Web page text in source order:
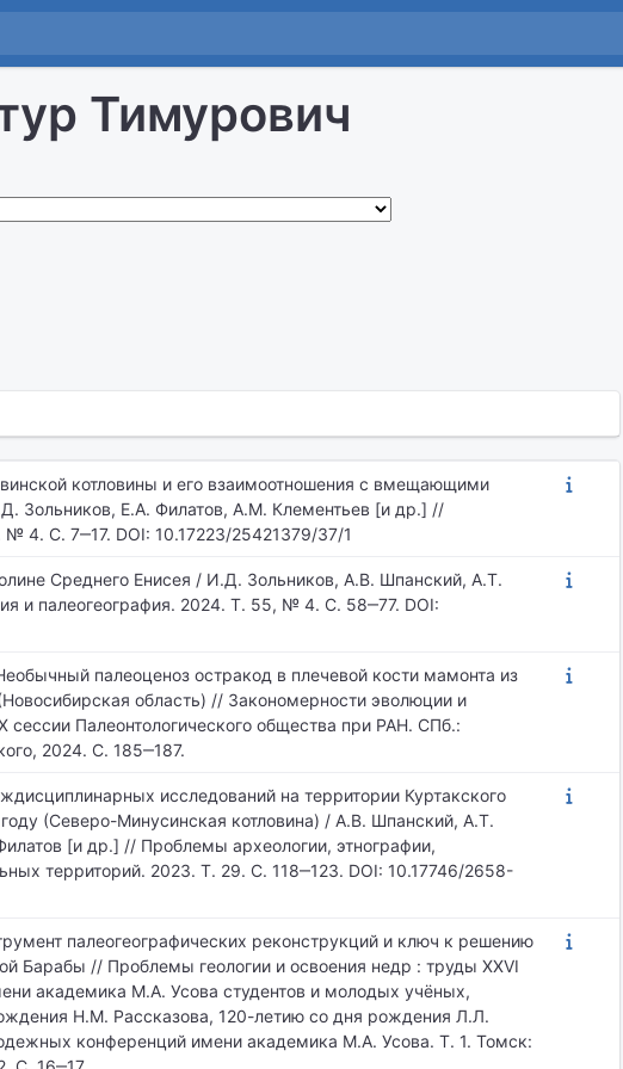
Тимурович
котловины и его взаимоотношения с вмещающими
Зольников, Е.А. Филатов, А.М. Клементьев [и др.] //
4. С. 7‒17. DOI: 10.17223/25421379/37/1
Среднего Енисея / И.Д. Зольников, А.В. Шпанский, А.Т.
и палеогеография. 2024. Т. 55, № 4. С. 58‒77. DOI:
палеоценоз остракод в плечевой кости мамонта из
область) // Закономерности эволюции и
сессии Палеонтологического общества при РАН. СПб.:
2024. С. 185‒187.
исследований на территории Куртакского
(Северо-Минусинская котловина) / А.В. Шпанский, А.Т.
[и др.] // Проблемы археологии, этнографии,
территорий. 2023. Т. 29. С. 118‒123. DOI: 10.17746/2658-
палеогеографических реконструкций и ключ к решению
Барабы // Проблемы геологии и освоения недр : труды XXVI
академика М.А. Усова студентов и молодых учёных,
Н.М. Рассказова, 120-летию со дня рождения Л.Л.
конференций имени академика М.А. Усова. Т. 1. Томск: